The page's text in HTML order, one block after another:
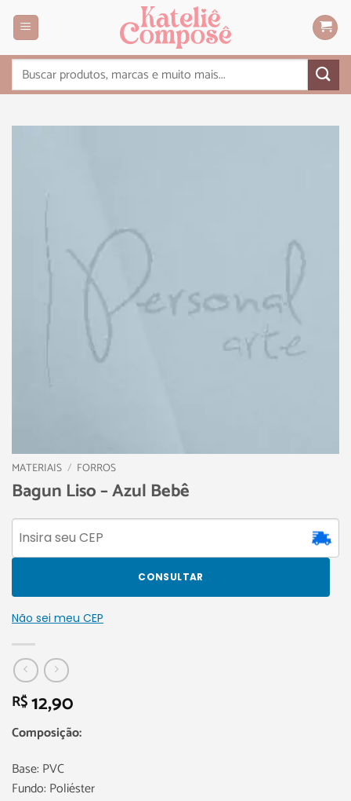
MATERIAIS / FORROS
Bagun Liso – Azul Bebê
CONSULTAR
Não sei meu CEP
R$12,90
Composição:
Base: PVC
Fundo: Poliéster